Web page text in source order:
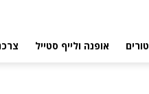
טורים אופנה ולייף סטייל